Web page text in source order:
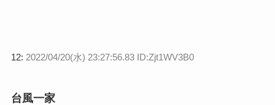
12: 2022/04/20(水) 23:27:56.83 ID:Zjt1WV3B0
台風一家